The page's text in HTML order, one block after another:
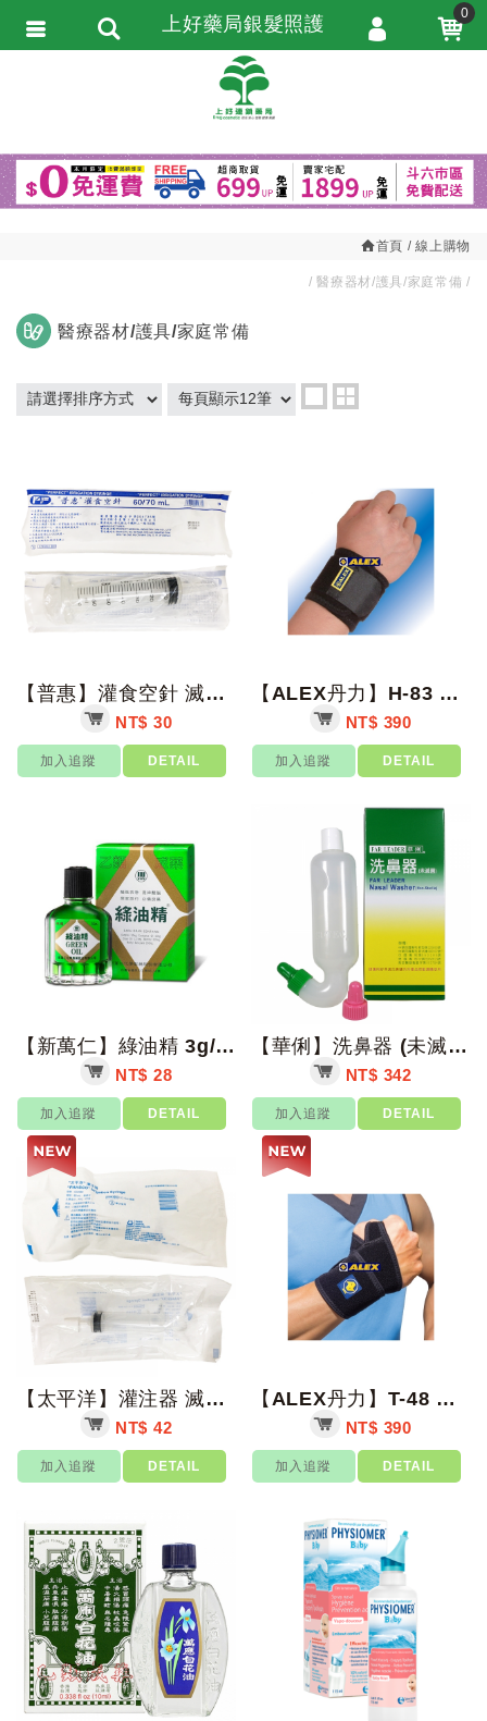
首頁 線上購物
醫療器材/護具/家庭常備
醫療器材/護具/家庭常備
【普惠】灌食空針 滅菌 70ml/支【上好藥局銀髮照護】灌食器 餵食器 塑膠空針...
NT$ 30
加入追蹤 DETAIL
【ALEX丹力】H-83 竹炭加強型護腕 F【上好藥局銀髮照護】
NT$ 390
加入追蹤 DETAIL
【新萬仁】綠油精 3g/5g/10g【上好藥局銀髮照護】
NT$ 28
加入追蹤 DETAIL
【華俐】洗鼻器 (未滅菌) (單支入) 台灣製 適用舒得適鹽【上好藥局銀髮照護】...
NT$ 342
加入追蹤 DETAIL
【太平洋】灌注器 滅菌 80ml/支【上好藥局銀髮照護】灌食器 餵食器 塑膠空針...
NT$ 42
加入追蹤 DETAIL
【ALEX丹力】T-48 連指護腕 F【上好藥局銀髮照護】
NT$ 390
加入追蹤 DETAIL
上好藥局銀髮照護 0
會員登入
會員註冊
忘記密碼
訂單查詢
繁體中文